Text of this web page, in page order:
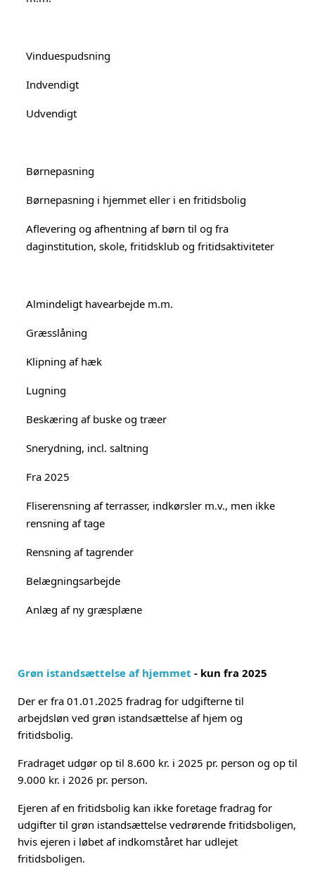
Vinduespudsning
Indvendigt
Udvendigt
Børnepasning
Børnepasning i hjemmet eller i en fritidsbolig
Aflevering og afhentning af børn til og fra
daginstitution, skole, fritidsklub og fritidsaktiviteter
Almindeligt havearbejde m.m.
Græsslåning
Klipning af hæk
Lugning
Beskæring af buske og træer
Snerydning, incl. saltning
Fra 2025
Fliserensning af terrasser, indkørsler m.v., men ikke
rensning af tage
Rensning af tagrender
Belægningsarbejde
Anlæg af ny græsplæne
Grøn istandsættelse af hjemmet - kun fra 2025
Der er fra 01.01.2025 fradrag for udgifterne til
arbejdsløn ved grøn istandsættelse af hjem og
fritidsbolig.
Fradraget udgør op til 8.600 kr. i 2025 pr. person og op til
9.000 kr. i 2026 pr. person.
Ejeren af en fritidsbolig kan ikke foretage fradrag for
udgifter til grøn istandsættelse vedrørende fritidsboligen,
hvis ejeren i løbet af indkomståret har udlejet
fritidsboligen.